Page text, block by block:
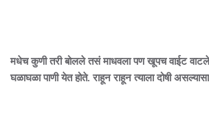
मधेच कुणी तरी बोलले तसं माधवला पण खूपच वाईट वाटले.
घळाघळा पाणी येत होते. राहून राहून त्याला दोषी